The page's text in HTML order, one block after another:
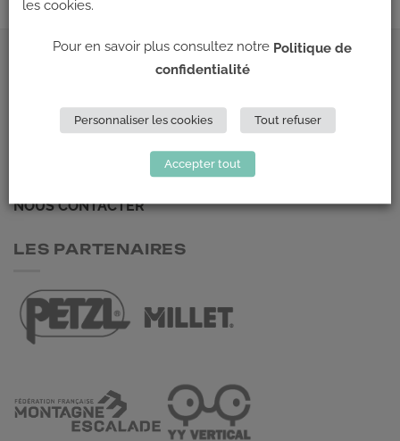
Climb Up (Siège social)
148 Avenue Jean Jaurès
NOUS CONTACTER
LES PARTENAIRES
les cookies.
Pour en savoir plus consultez notre Politique de
confidentialité
Personnaliser les cookies Tout refuser
Accepter tout